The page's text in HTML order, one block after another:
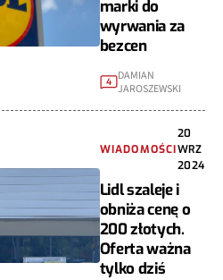
marki do
wyrwania za
bezcen
4 DAMIAN
JAROSZEWSKI
WIADOMOŚCI
20
WRZ
2024
Lidl szaleje i
obniża cenę o
200 złotych.
Oferta ważna
tylko dziś